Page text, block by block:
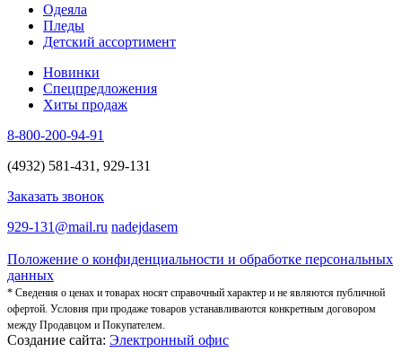
Одеяла
Пледы
Детский ассортимент
Новинки
Спецпредложения
Хиты продаж
8-800-200-94-91
(4932) 581-431, 929-131
Заказать звонок
929-131@mail.ru nadejdasem
Положение о конфиденциальности и обработке персональных
данных
* Сведения о ценах и товарах носят справочный характер и не являются публичной
офертой. Условия при продаже товаров устанавливаются конкретным договором
между Продавцом и Покупателем.
Создание сайта: Электронный офис